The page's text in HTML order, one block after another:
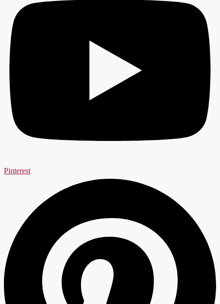
Pinterest